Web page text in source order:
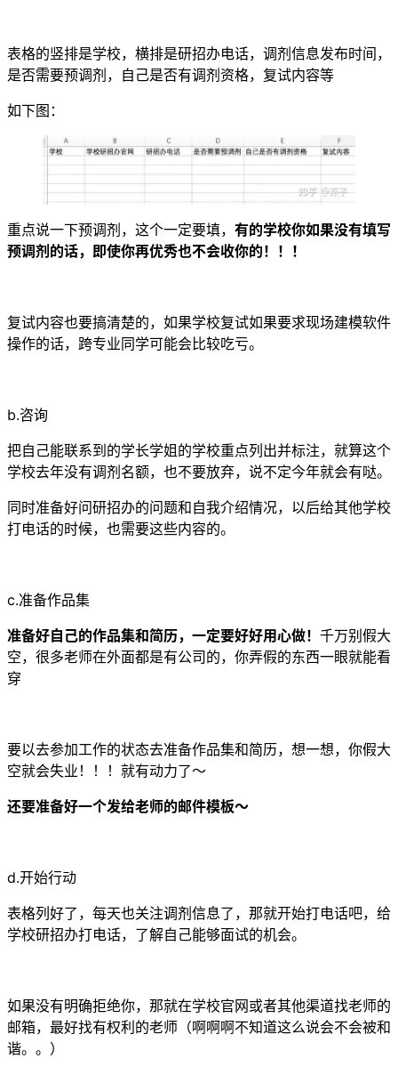
表格的竖排是学校，横排是研招办电话，调剂信息发布时间，
是否需要预调剂，自己是否有调剂资格，复试内容等
如下图：
重点说一下预调剂，这个一定要填， 有的学校你如果没有填写
预调剂的话，即使你再优秀也不会收你的！！！
复试内容也要搞清楚的，如果学校复试如果要求现场建模软件
操作的话，跨专业同学可能会比较吃亏。
b.咨询
把自己能联系到的学长学姐的学校重点列出并标注，就算这个
学校去年没有调剂名额，也不要放弃，说不定今年就会有哒。
同时准备好问研招办的问题和自我介绍情况，以后给其他学校
打电话的时候，也需要这些内容的。
c.准备作品集
准备好自己的作品集和简历，一定要好好用心做！ 千万别假大
空，很多老师在外面都是有公司的，你弄假的东西一眼就能看
穿
要以去参加工作的状态去准备作品集和简历，想一想，你假大
空就会失业！！！就有动力了～
还要准备好一个发给老师的邮件模板～
d.开始行动
表格列好了，每天也关注调剂信息了，那就开始打电话吧，给
学校研招办打电话，了解自己能够面试的机会。
如果没有明确拒绝你，那就在学校官网或者其他渠道找老师的
邮箱，最好找有权利的老师（啊啊啊不知道这么说会不会被和
谐。。）